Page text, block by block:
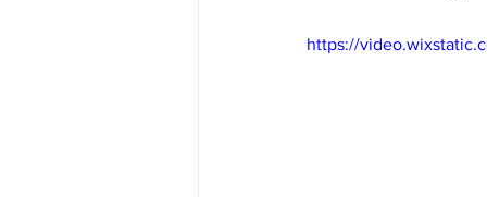
Big Bend-맛집/여행지
https://